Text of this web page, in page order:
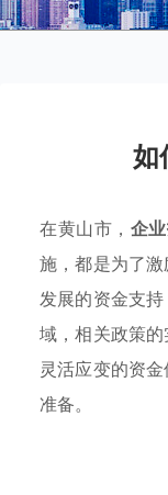
如
在黄山市， 企
施，都是为了
发展的资金支
域，相关政策
灵活应变的资
准备。